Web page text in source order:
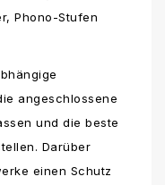
Phono-Stufen
angeschlossene
und die beste
Darüber
einen Schutz